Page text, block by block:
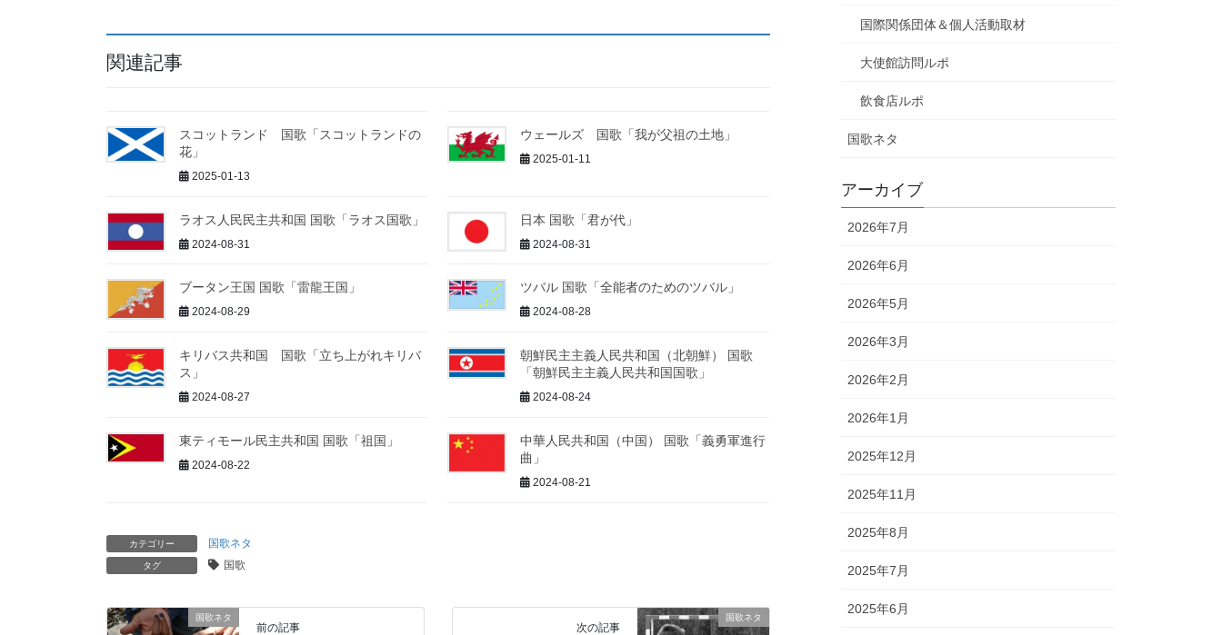
関連記事
スコットランド 国歌「スコットランドの
花」
2025-01-13
ウェールズ 国歌「我が父祖の土地」
2025-01-11
ラオス人民民主共和国 国歌「ラオス国歌」
2024-08-31
日本 国歌「君が代」
2024-08-31
ブータン王国 国歌「雷龍王国」
2024-08-29
ツバル 国歌「全能者のためのツバル」
2024-08-28
キリバス共和国 国歌「立ち上がれキリバ
ス」
2024-08-27
朝鮮民主主義人民共和国（北朝鮮） 国歌
「朝鮮民主主義人民共和国国歌」
2024-08-24
東ティモール民主共和国 国歌「祖国」
2024-08-22
中華人民共和国（中国） 国歌「義勇軍進行
曲」
2024-08-21
カテゴリー 国歌ネタ
タグ 国歌
国歌ネタ
前の記事
国歌ネタ
次の記事
国際関係団体＆個人活動取材
大使館訪問ルポ
飲食店ルポ
国歌ネタ
アーカイブ
2026年7月
2026年6月
2026年5月
2026年3月
2026年2月
2026年1月
2025年12月
2025年11月
2025年8月
2025年7月
2025年6月